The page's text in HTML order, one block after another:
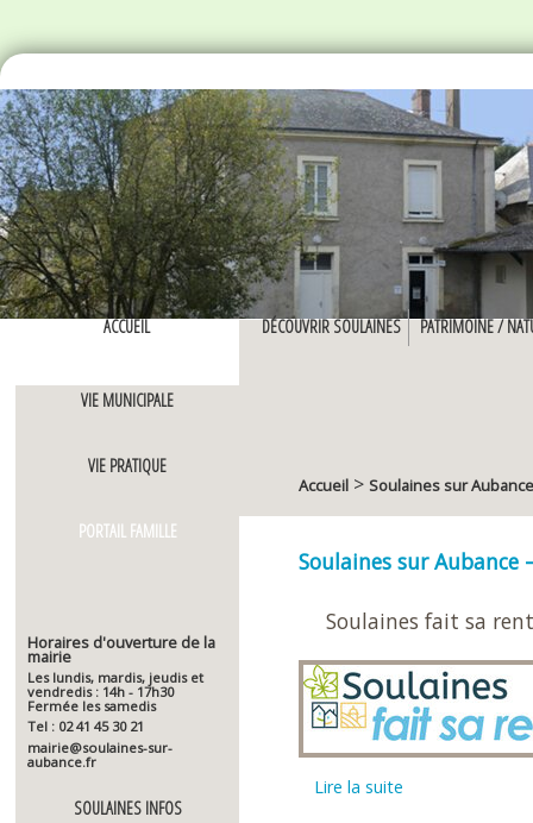
ACCUEIL DÉCOUVRIR SOULAINES PATRIMOINE /
VIE MUNICIPALE
VIE PRATIQUE
PORTAIL FAMILLE
Horaires d'ouverture de la
mairie
Les lundis, mardis, jeudis et
vendredis : 14h - 17h30
Fermée les samedis
Tel : 02 41 45 30 21
mairie@soulaines-sur-
aubance.fr
SOULAINES INFOS
Accueil > Soulaines sur
Soulaines sur
Soulaines fait sa
lire la suite